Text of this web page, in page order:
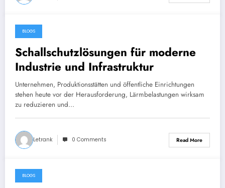
July 12, 2026
BLOGS
Schallschutzlösungen für moderne
Industrie und Infrastruktur
Unternehmen, Produktionsstätten und öffentliche Einrichtungen
stehen heute vor der Herausforderung, Lärmbelastungen wirksam
zu reduzieren und…
Letrank 0 Comments Read More
July 12, 2026
BLOGS